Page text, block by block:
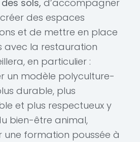
sols, d’accompagner
des espaces
et de mettre en place
avec la restauration
en particulier :
un modèle polyculture-
durable, plus
et plus respectueux y
bien-être animal,
formation poussée à